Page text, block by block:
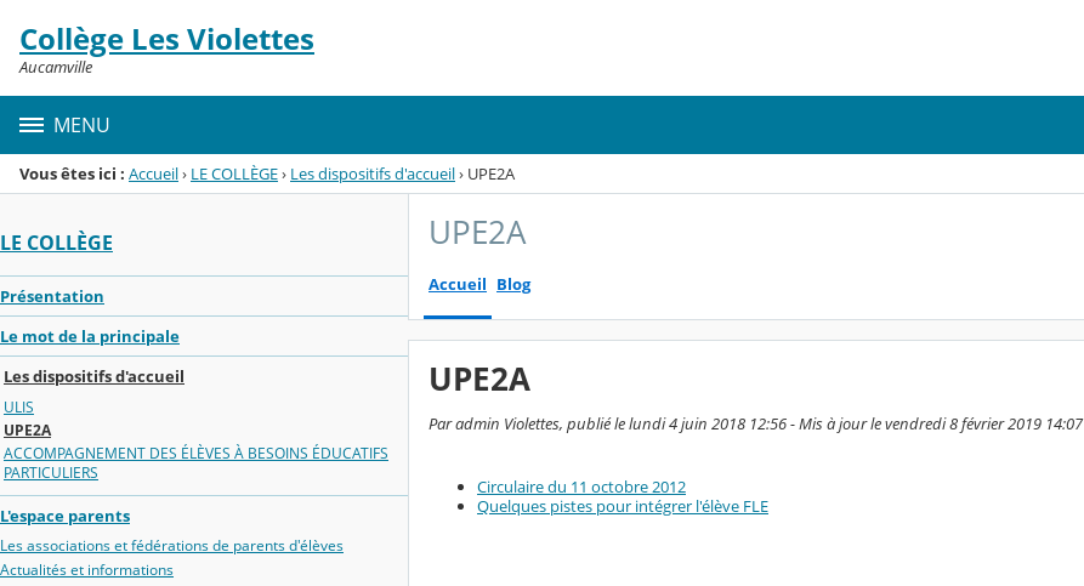
Menu de la rubrique
Contenu
Collège Les Violettes
Aucamville
MENU
Vous êtes ici : Accueil› LE COLLÈGE› Les dispositifs d'accueil› UPE2A
LE COLLÈGE
Présentation
Le mot de la principale
Les dispositifs d'accueil
ULIS
UPE2A
ACCOMPAGNEMENT DES ÉLÈVES À BESOINS ÉDUCATIFS
PARTICULIERS
L'espace parents
Les associations et fédérations de parents d'élèves
Actualités et informations
UPE2A
Accueil Blog
UPE2A
Par admin Violettes, publié le lundi 4 juin 2018 12:56 - Mis à jour le vendredi 8 février 2019 14:07
Circulaire du 11 octobre 2012
Quelques pistes pour intégrer l'élève FLE